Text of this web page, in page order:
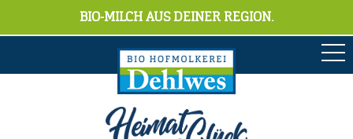
BIO-MILCH AUS DEINER REGION.